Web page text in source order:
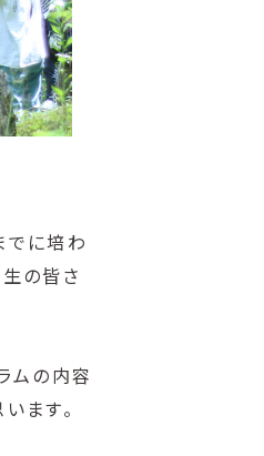
でに培わ
の皆さ
ムの内容
ます。